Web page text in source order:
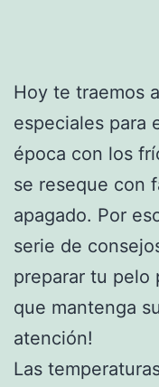
Hoy te traemos
especiales para
época con los
se reseque con
apagado. Por
serie de
preparar tu pelo
que mantenga su
atención!
Las